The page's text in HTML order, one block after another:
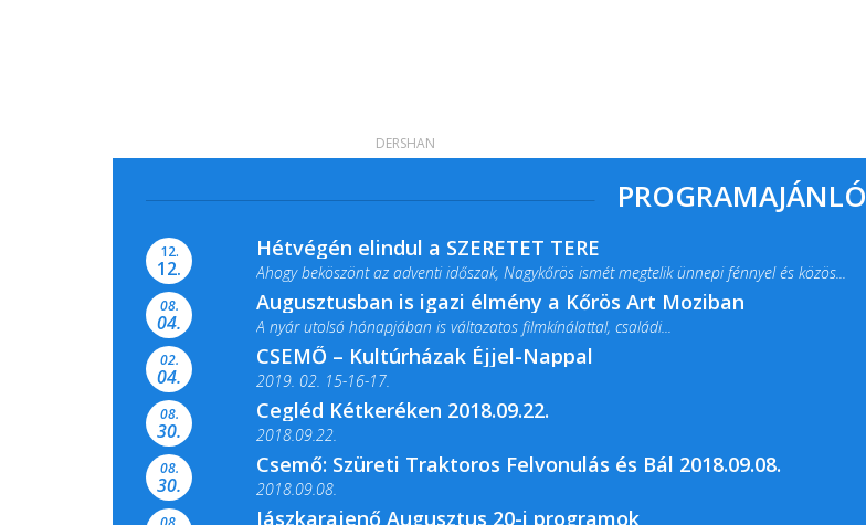
PROGRAMAJÁNLÓ
12.
12.
Hétvégén elindul a SZERETET TERE
Ahogy beköszönt az adventi időszak, Nagykőrös ismét megtelik ünnepi fénnyel és közös...
08.
04.
Augusztusban is igazi élmény a Kőrös Art Moziban
A nyár utolsó hónapjában is változatos filmkínálattal, családi...
02.
04.
CSEMŐ – Kultúrházak Éjjel-Nappal
2019. 02. 15-16-17.
Színes és tartalmas programokkal várja a Csemői Községi Könyvtár és...
08.
30.
Cegléd Kétkeréken 2018.09.22.
2018.09.22.
08.
30.
Csemő: Szüreti Traktoros Felvonulás és Bál 2018.09.08.
2018.09.08.
Jászkarajenő Augusztus 20-i programok
DERSHAN